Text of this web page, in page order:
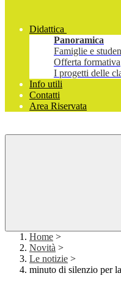
Didattica
Panoramica
Famiglie e
Offerta formativa
I progetti delle
Info utili
Contatti
Area Riservata
Home >
Novità >
Le notizie >
minuto di silenzio per